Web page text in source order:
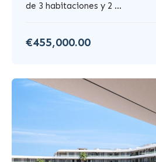
de 3 habitaciones y 2 ...
€455,000.00